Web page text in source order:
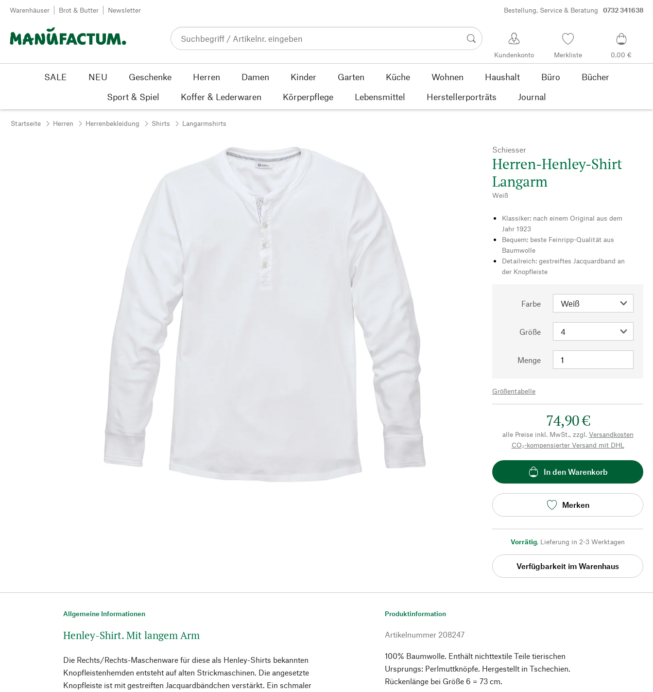
Zum Inhalt springen
Warenhäuser Brot & Butter Newsletter Bestellung, Service & Beratung 0732 341638
Kundenkonto Merkliste 0,00 €
SALE NEU Geschenke Herren Damen Kinder Garten Küche Wohnen Haushalt Büro
Bücher
Sport & Spiel
Koffer & Lederwaren Körperpflege Lebensmittel Herstellerporträts Journal
Startseite Herren Herrenbekleidung Shirts Langarmshirts
Schiesser
Herren-Henley-Shirt
Langarm
Weiß
Klassiker: nach einem Original aus dem
Jahr 1923
Bequem: beste Feinripp-Qualität aus
Baumwolle
Detailreich: gestreiftes Jacquardband an
der Knopfleiste
Farbe
Größe
Menge
Größentabelle
74,90 €
alle Preise inkl. MwSt., zzgl. Versandkosten
CO₂-kompensierter Versand mit DHL
In den Warenkorb
Merken
Vorrätig, Lieferung in 2-3 Werktagen
Verfügbarkeit im Warenhaus
Allgemeine Informationen
Henley-Shirt. Mit langem Arm
Die Rechts/Rechts-Maschenware für diese als Henley-Shirts bekannten
Knopfleistenhemden entsteht auf alten Strickmaschinen. Die angesetzte
Knopfleiste ist mit gestreiften Jacquardbändchen verstärkt. Ein schmaler
Produktinformation
Artikelnummer 208247
100% Baumwolle. Enthält nichttextile Teile tierischen
Ursprungs: Perlmuttknöpfe. Hergestellt in Tschechien.
Rückenlänge bei Größe 6 = 73 cm.